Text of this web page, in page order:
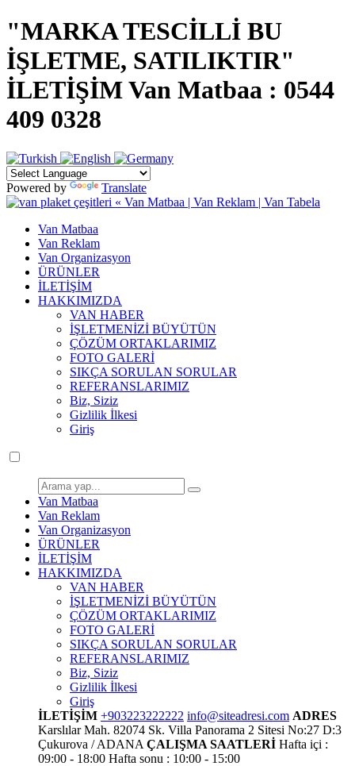
"MARKA TESCİLLİ BU
İŞLETME, SATILIKTIR"
İLETİŞİM Van Matbaa : 0544
409 0328
Powered by Translate
Van Matbaa
Van Reklam
Van Organizasyon
ÜRÜNLER
İLETİŞİM
HAKKIMIZDA
VAN HABER
İŞLETMENİZİ BÜYÜTÜN
ÇÖZÜM ORTAKLARIMIZ
FOTO GALERİ
SIKÇA SORULAN SORULAR
REFERANSLARIMIZ
Biz, Siziz
Gizlilik İlkesi
Giriş
Van Matbaa
Van Reklam
Van Organizasyon
ÜRÜNLER
İLETİŞİM
HAKKIMIZDA
VAN HABER
İŞLETMENİZİ BÜYÜTÜN
ÇÖZÜM ORTAKLARIMIZ
FOTO GALERİ
SIKÇA SORULAN SORULAR
REFERANSLARIMIZ
Biz, Siziz
Gizlilik İlkesi
Giriş
İLETİŞİM +903223222222 info@siteadresi.com ADRES
Karslılar Mah. 82074 Sk. Villa Panorama 2 Sitesi No:27 D:3
Çukurova / ADANA ÇALIŞMA SAATLERİ Hafta içi :
09:00 - 18:00 Hafta sonu : 10:00 - 15:00